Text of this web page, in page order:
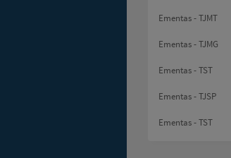
Ementas - TJMT
Ementas - TJMG
Ementas - TST
Ementas - TJSP
Ementas - TST